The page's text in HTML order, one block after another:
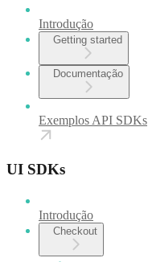
Introdução
Getting started
Documentação
Exemplos API SDKs
UI SDKs
Introdução
Checkout